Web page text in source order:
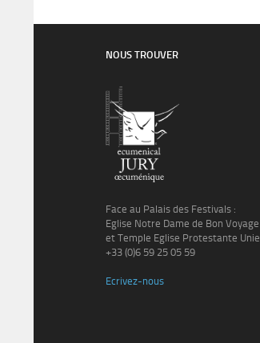
NOUS TROUVER
Face au Palais des Festivals :
Eglise Notre Dame de Bon Voyage
et Temple Eglise Protestante Unie
+33 (0)6 59 25 05 59
Ecrivez-nous